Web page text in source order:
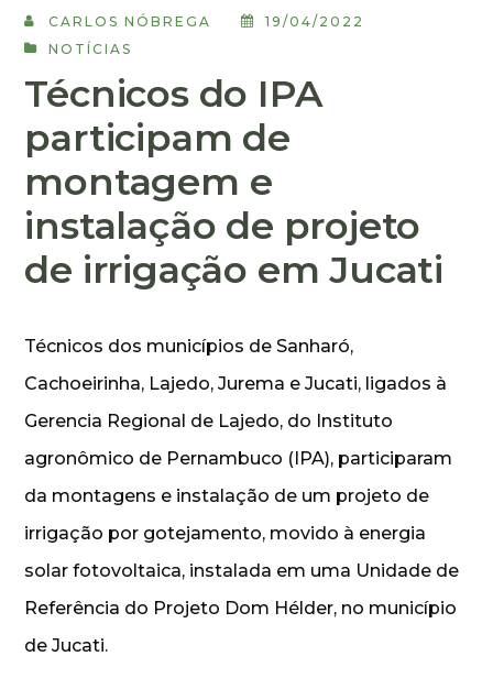
CARLOS NÓBREGA
19/04/2022
NOTÍCIAS
Técnicos do IPA
participam de
montagem e
instalação de projeto
de irrigação em Jucati
Técnicos dos municípios de Sanharó,
Cachoeirinha, Lajedo, Jurema e Jucati, ligados à
Gerencia Regional de Lajedo, do Instituto
agronômico de Pernambuco (IPA), participaram
da montagens e instalação de um projeto de
irrigação por gotejamento, movido à energia
solar fotovoltaica, instalada em uma Unidade de
Referência do Projeto Dom Hélder, no município
de Jucati.